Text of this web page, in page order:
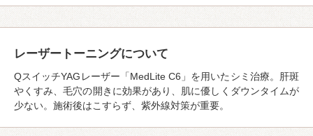
レーザートーニングについて
QスイッチYAGレーザー「MedLite C6」を用いたシミ治療。肝斑
やくすみ、毛穴の開きに効果があり、肌に優しくダウンタイムが
少ない。施術後はこすらず、紫外線対策が重要。